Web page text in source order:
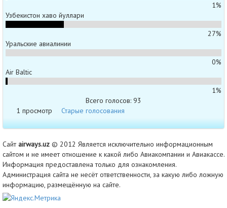
1%
Узбекистон хаво йуллари
27%
Уральские авиалинии
0%
Air Baltic
1%
Всего голосов: 93
1 просмотр
Старые голосования
Сайтairways.uz © 2012 Является исключительно информационным
сайтом и не имеет отношение к какой либо Авиакомпании и Авиакассе.
Информация предоставлена только для ознакомления.
Администрация сайта не несёт ответственности, за какую либо ложную
информацию, размещённую на сайте.